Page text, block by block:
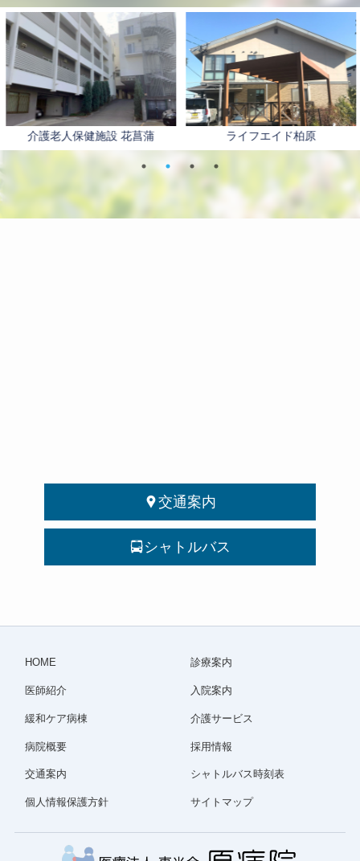
介護老人保健施設 花菖蒲 ライフエイド柏原
交通案内
シャトルバス
HOME 診療案内
医師紹介 入院案内
緩和ケア病棟 介護サービス
病院概要 採用情報
交通案内 シャトルバス時刻表
個人情報保護方針 サイトマップ